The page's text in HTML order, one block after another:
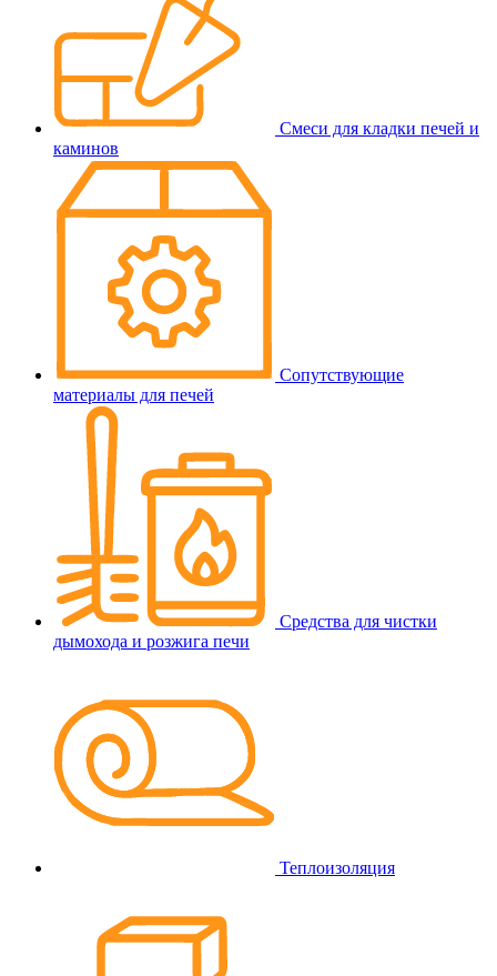
Смеси для кладки печей и
каминов
Сопутствующие
материалы для печей
Средства для чистки
дымохода и розжига печи
Теплоизоляция